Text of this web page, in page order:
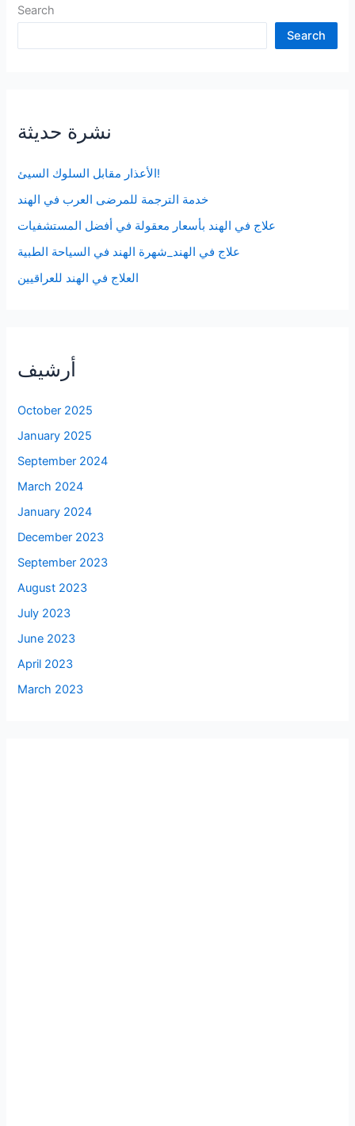
Search
Search
نشرة حديثة
الأعذار مقابل السلوك السيئ!
خدمة الترجمة للمرضى العرب في الهند
علاج في الهند بأسعار معقولة في أفضل المستشفيات
علاج في الهند_شهرة الهند في السياحة الطبية
العلاج في الهند للعراقيين
أرشيف
October 2025
January 2025
September 2024
March 2024
January 2024
December 2023
September 2023
August 2023
July 2023
June 2023
April 2023
March 2023